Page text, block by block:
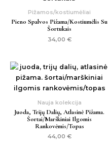
Pižamos/kostiumėliai
Pieno Spalvos Pižama/kostiumėlis Su
Šortukais
34,00 €
Nauja kolekcija
Juoda, Trijų Dalių, Atlasinė Pižama.
Šortai/marškiniai Ilgomis
Rankovėmis/topas
44,00 €